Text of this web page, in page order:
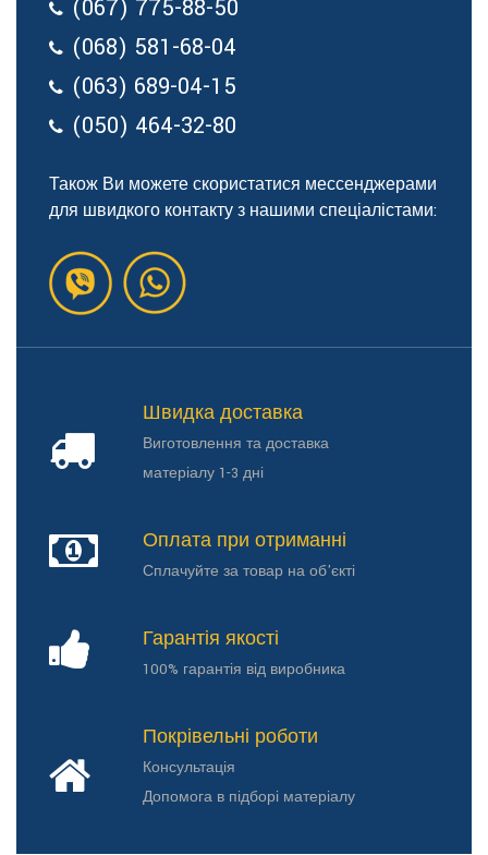
(067) 775-88-50
(068) 581-68-04
(063) 689-04-15
(050) 464-32-80
Також Ви можете скористатися мессенджерами
для швидкого контакту з нашими спеціалістами:
Швидка доставка
Виготовлення та доставка
матеріалу 1-3 дні
Оплата при отриманні
Сплачуйте за товар на об'єкті
Гарантія якості
100% гарантія від виробника
Покрівельні роботи
Консультація
Допомога в підборі матеріалу